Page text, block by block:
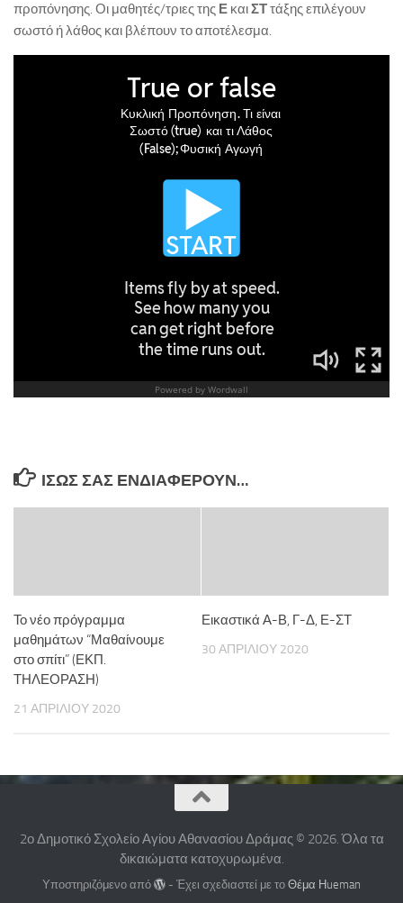
προπόνησης. Οι μαθητές/τριες της Ε καιΣΤτάξης επιλέγουν
σωστό ή λάθος και βλέπουν το αποτέλεσμα.
ΊΣΩΣ ΣΑΣ ΕΝΔΙΑΦΈΡΟΥΝ…
Το νέο πρόγραμμα
μαθημάτων “Μαθαίνουμε
στο σπίτι” (ΕΚΠ.
ΤΗΛΕΟΡΑΣΗ)
21 ΑΠΡΙΛΊΟΥ 2020
Εικαστικά Α-Β, Γ-Δ, Ε-ΣΤ
30 ΑΠΡΙΛΊΟΥ 2020
2ο Δημοτικό Σχολείο Αγίου Αθανασίου Δράμας © 2026. Όλα τα
δικαιώματα κατοχυρωμένα.
Υποστηριζόμενο από - Έχει σχεδιαστεί με τοΘέμα Ηueman